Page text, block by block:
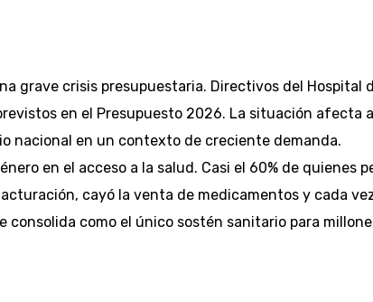
grave crisis presupuestaria. Directivos del
en el Presupuesto 2026. La situación afecta
nacional en un contexto de creciente demanda.
en el acceso a la salud. Casi el 60% de quienes
cayó la venta de medicamentos y cada
como el único sostén sanitario para